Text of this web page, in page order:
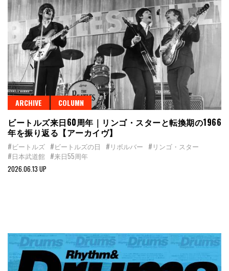
ARCHIVE COLUMN
ビートルズ来日60周年｜リンゴ・スターと転換期の1966
年を振り返る【アーカイヴ】
#ビートルズ #ビートルズの日 #リボルバー #リンゴ・スター
#日本武道館 #来日55周年
2026.06.13 UP